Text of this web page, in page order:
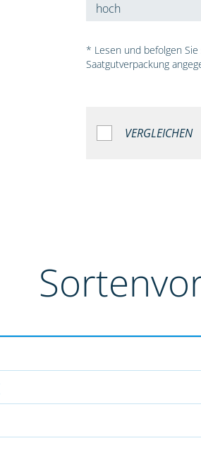
hoch
* Lesen und befolgen
Saatgutverpackung
VERGLEICHEN